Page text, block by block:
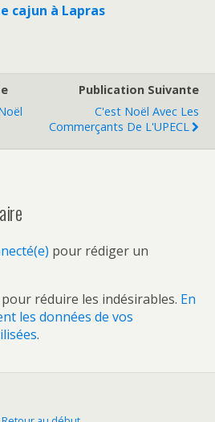
cajun à Lapras
Publication Suivante
C'est Noël Avec Les
Commerçants De L'UPECL
pour rédiger un
réduire les indésirables. En
les données de vos
.